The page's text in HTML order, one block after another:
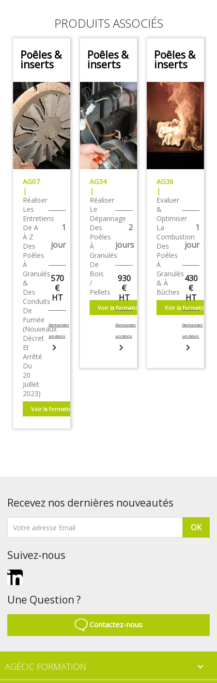
PRODUITS ASSOCIÉS
Poêles &
inserts
AG07
|
Réaliser
Les
Entretiens
De A
À Z
Des
Poêles
À
Granulés
&
Des
Conduits
De
Fumée
(nouveaux
Décret
Et
Arrêté
Du
20
Juillet
2023)
Voir la formation
1
jour
570
€
HT
Demander
un devis
chevron_right
Poêles &
inserts
AG34
|
Réaliser
Le
Dépannage
Des
Poêles
À
Granulés
De
Bois
/
Pellets
Voir la formation
2
jours
930
€
HT
Demander
un devis
chevron_right
Poêles &
inserts
AG36
|
Evaluer
&
Optimiser
La
Combustion
Des
Poêles
À
Granulés
& À
Bûches
Voir la formation
1
jour
430
€
HT
Demander
un devis
chevron_right
Recevez nos dernières nouveautés
Suivez-nous
Une Question ?
Contactez-nous
AGÉCIC FORMATION 